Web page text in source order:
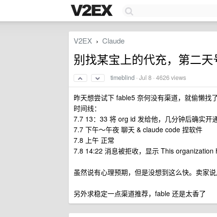
V2EX › Claude
别找某宝上的代充，第二天
timeblind ·Jul 8 · 4626 views
昨天想尝试下 fable5 奈何没有渠道，就偷懒找
时间线：
7.7 13：33 将 org id 发给他，几分钟后确实开
7.7 下午～午夜 聊天 & claude code 捏软件
7.8 上午 正常
7.8 14:22 消息被拒收，显示 This organization
虽然说有心理预期，但是没想到这么快。卖家
另外求稳定一点渠道推荐，fable 还是太香了